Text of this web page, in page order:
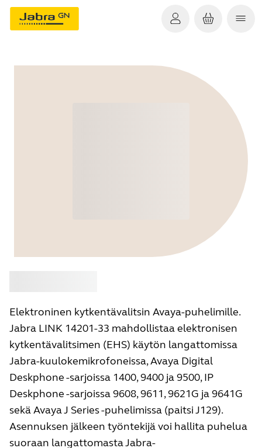
Elektroninen kytkentävalitsin Avaya-puhelimille.
Jabra LINK 14201-33 mahdollistaa elektronisen
kytkentävalitsimen (EHS) käytön langattomissa
Jabra-kuulokemikrofoneissa, Avaya Digital
Deskphone -sarjoissa 1400, 9400 ja 9500, IP
Deskphone -sarjoissa 9608, 9611, 9621G ja 9641G
sekä Avaya J Series -puhelimissa (paitsi J129).
Asennuksen jälkeen työntekijä voi hallita puhelua
suoraan langattomasta Jabra-